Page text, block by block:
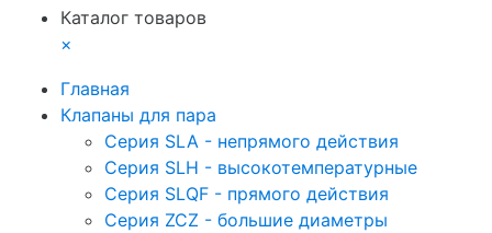
Каталог товаров
×
Главная
Клапаны для пара
Серия SLA - непрямого действия
Серия SLH - высокотемпературные
Серия SLQF - прямого действия
Серия ZCZ - большие диаметры